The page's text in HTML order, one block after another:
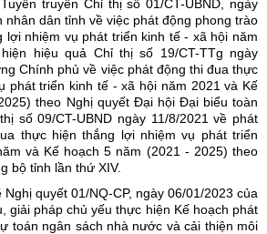
truyền Chỉ thị số 01/CT-UBND, ngày
nhân dân tỉnh về việc phát động phong trào
lợi nhiệm vụ phát triển kinh tế - xã hội năm
hiệu quả Chỉ thị số 19/CT-TTg ngày
Chính phủ về việc phát động thi đua thực
phát triển kinh tế - xã hội năm 2021 và Kế
theo Nghị quyết Đại hội Đại biểu toàn
số 09/CT-UBND ngày 11/8/2021 về phát
thực hiện thắng lợi nhiệm vụ phát triển
và Kế hoạch 5 năm (2021 - 2025) theo
bộ tỉnh lần thứ XIV.
quyết 01/NQ-CP, ngày 06/01/2023 của
giải pháp chủ yếu thực hiện Kế hoạch phát
toán ngân sách nhà nước và cải thiện môi